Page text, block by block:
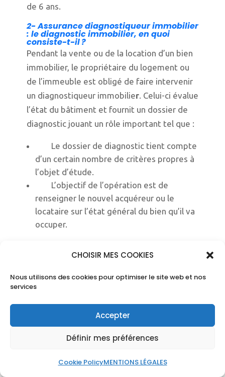
CHOISIR MES COOKIES
Nous utilisons des cookies pour optimiser le site web et nos
services
Accepter
Définir mes préférences
Cookie PolicyMENTIONS LÉGALES
de 6 ans.
2- Assurance diagnostiqueur immobilier
: le diagnostic immobilier, en quoi
consiste-t-il ?
Pendant la vente ou de la location d’un bien
immobilier, le propriétaire du logement ou
de l’immeuble est obligé de faire intervenir
un diagnostiqueur immobilier. Celui-ci évalue
l’état du bâtiment et fournit un dossier de
diagnostic jouant un rôle important tel que :
Le dossier de diagnostic tient compte
d’un certain nombre de critères propres à
l’objet d’étude.
L’objectif de l’opération est de
renseigner le nouvel acquéreur ou le
locataire sur l’état général du bien qu’il va
occuper.
ignoré, le propriétaire est passible de
de se remettre aux normes du logement.
il revient à l’entreprise de diagnostic
de réparer alors le préjudice.